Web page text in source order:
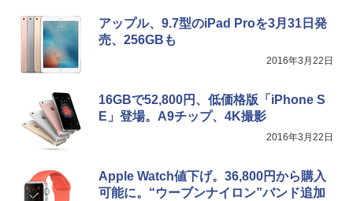
アップル、9.7型のiPad Proを3月31日発
売、256GBも
2016年3月22日
16GBで52,800円、低価格版「iPhone S
E」登場。A9チップ、4K撮影
2016年3月22日
Apple Watch値下げ。36,800円から購入
可能に。“ウーブンナイロン”バンド追加